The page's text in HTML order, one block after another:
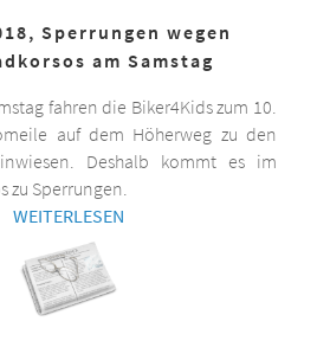
Sperrungen wegen
am Samstag
fahren die Biker4Kids zum 10.
auf dem Höherweg zu den
Deshalb kommt es im
zu Sperrungen.
WEITERLESEN